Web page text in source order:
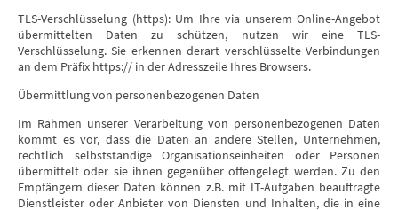
TLS-Verschlüsselung (https): Um Ihre via unserem Online-Angebot
übermittelten Daten zu schützen, nutzen wir eine TLS-
Verschlüsselung. Sie erkennen derart verschlüsselte Verbindungen
an dem Präfix https:// in der Adresszeile Ihres Browsers.
Übermittlung von personenbezogenen Daten
Im Rahmen unserer Verarbeitung von personenbezogenen Daten
kommt es vor, dass die Daten an andere Stellen, Unternehmen,
rechtlich selbstständige Organisationseinheiten oder Personen
übermittelt oder sie ihnen gegenüber offengelegt werden. Zu den
Empfängern dieser Daten können z.B. mit IT-Aufgaben beauftragte
Dienstleister oder Anbieter von Diensten und Inhalten, die in eine